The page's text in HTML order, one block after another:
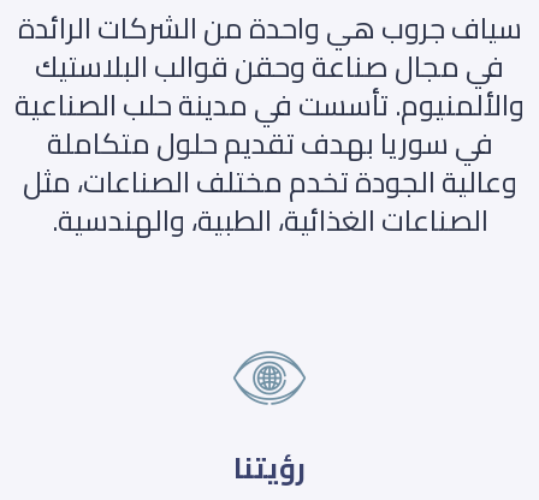
سياف جروب هي واحدة من الشركات الرائدة
في مجال صناعة وحقن قوالب البلاستيك
والألمنيوم. تأسست في مدينة حلب الصناعية
في سوريا بهدف تقديم حلول متكاملة
وعالية الجودة تخدم مختلف الصناعات، مثل
الصناعات الغذائية، الطبية، والهندسية.
رؤيتنا